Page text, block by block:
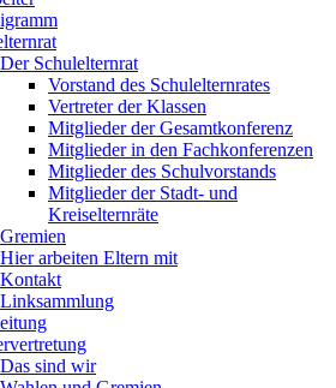
Der Schulelternrat
Vorstand des Schulelternrates
Vertreter der Klassen
Mitglieder der Gesamtkonferenz
Mitglieder in den Fachkonferenzen
Mitglieder des Schulvorstands
Mitglieder der Stadt- und
Kreiselternräte
Gremien
Hier arbeiten Eltern mit
Kontakt
Linksammlung
Das sind wir